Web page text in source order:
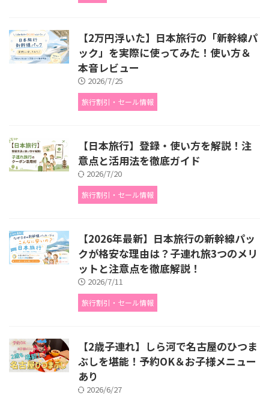
【2万円浮いた】日本旅行の「新幹線パ
ック」を実際に使ってみた！使い方＆
本音レビュー
2026/7/25
旅行割引・セール情報
【日本旅行】登録・使い方を解説！注
意点と活用法を徹底ガイド
2026/7/20
旅行割引・セール情報
【2026年最新】日本旅行の新幹線パッ
クが格安な理由は？子連れ旅3つのメリ
ットと注意点を徹底解説！
2026/7/11
旅行割引・セール情報
【2歳子連れ】しら河で名古屋のひつま
ぶしを堪能！予約OK＆お子様メニュー
あり
2026/6/27